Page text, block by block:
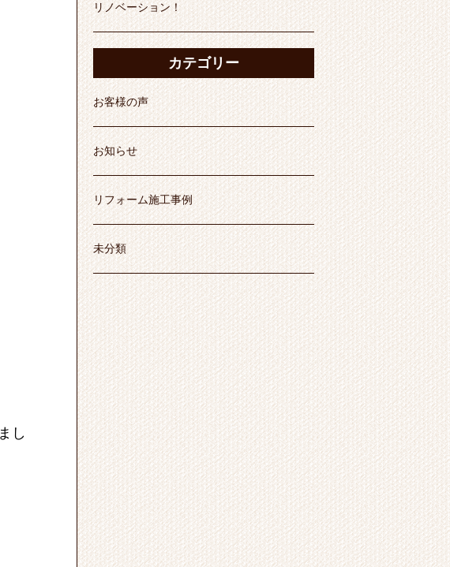
し
リノベーション！
カテゴリー
お客様の声
お知らせ
リフォーム施工事例
未分類